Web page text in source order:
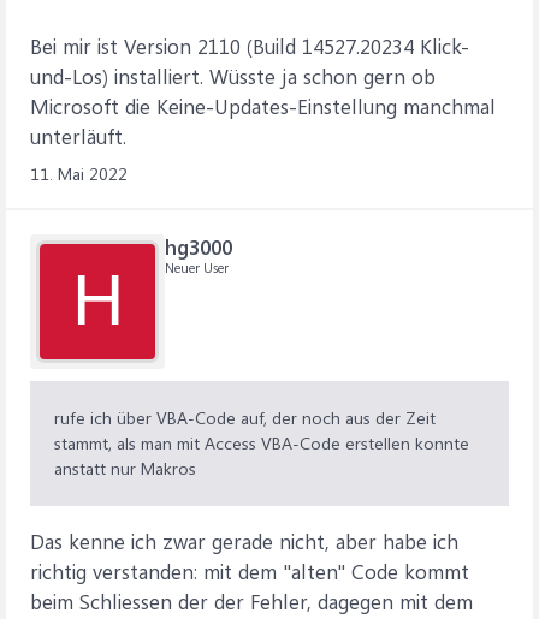
Bei mir ist Version 2110 (Build 14527.20234 Klick-
und-Los) installiert. Wüsste ja schon gern ob
Microsoft die Keine-Updates-Einstellung manchmal
unterläuft.
11. Mai 2022
H
hg3000
Neuer User
rufe ich über VBA-Code auf, der noch aus der Zeit
stammt, als man mit Access VBA-Code erstellen konnte
anstatt nur Makros
Das kenne ich zwar gerade nicht, aber habe ich
richtig verstanden: mit dem "alten" Code kommt
beim Schliessen der der Fehler, dagegen mit dem